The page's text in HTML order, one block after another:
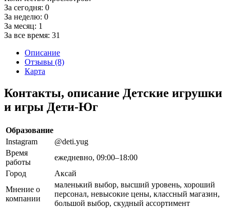
За сегодня: 0
За неделю: 0
За месяц: 1
За все время: 31
Описание
Отзывы (8)
Карта
Контакты, описание Детские игрушки
и игры Дети-Юг
Образование
Instagram
@deti.yug
Время
работы
ежедневно, 09:00–18:00
Город
Аксай
Мнение о
компании
маленький выбор, высший уровень, хороший
персонал, невысокие цены, классный магазин,
большой выбор, скудный ассортимент